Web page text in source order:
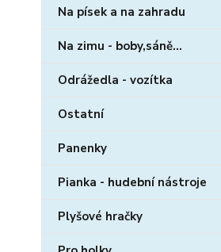
Na písek a na zahradu
Na zimu - boby,sáně...
Odrážedla - vozítka
Ostatní
Panenky
Pianka - hudební nástroje
Plyšové hračky